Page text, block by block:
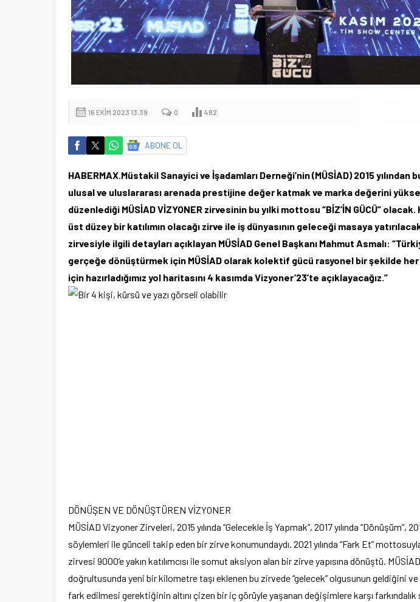
16 EKIM 2023 13:39 0 482
ABONE OL
HABERMAX.Müstakil Sanayici ve İşadamları Derneği’nin (MÜSİAD) 2015 yılından
ulusal ve uluslararası arenada prestijine değer katmak ve marka değerini
düzenlediği MÜSİAD VİZYONER zirvesinin bu yılki mottosu “BİZ’İN GÜCÜ”
üst düzey bir katılımın olacağı zirve ile iş dünyasının geleceği masaya
zirvesiyle ilgili detayları açıklayan MÜSİAD Genel Başkanı Mahmut Asmalı:
gerçeğe dönüştürmek için MÜSİAD olarak kolektif gücü rasyonel bir şekilde
için hazırladığımız yol haritasını 4 kasımda Vizyoner’23’te açıklayacağız.”
DÖNÜŞEN VE DÖNÜŞTÜREN VİZYONER
MÜSİAD Vizyoner Zirveleri, 2015 yılında “Gelecekle İş Yapmak”, 2017 yılında “Dönüşüm”,
söylemleri ile günceli takip eden bir zirve konumundaydı. 2021 yılında “Fark Et”
zirvesi 9000’e yakın katılımcısı ile somut aksiyon alan bir zirve yapısına dönüştü.
doğrultusunda yeni bir kilometre taşı eklenen bu zirvede “gelecek” olgusunun geldiğini ve
fark edilmesi gerektiğinin altını çizen bir iç görüyle yaşanan değişimlere karşı farkındalık